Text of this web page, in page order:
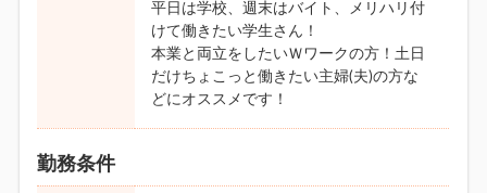
平日は学校、週末はバイト、メリハリ付
けて働きたい学生さん！
本業と両立をしたいＷワークの方！土日
だけちょこっと働きたい主婦(夫)の方な
どにオススメです！
勤務条件